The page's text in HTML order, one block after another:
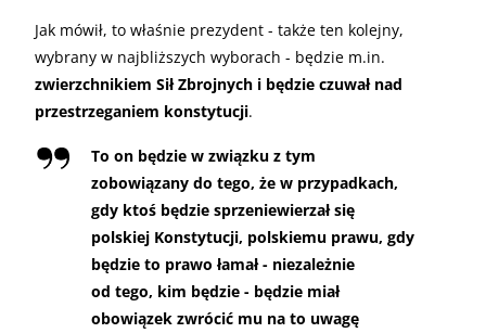
Jak mówił, to właśnie prezydent - także ten kolejny,
wybrany w najbliższych wyborach - będzie m.in.
zwierzchnikiem Sił Zbrojnych i będzie czuwał nad
przestrzeganiem konstytucji.
To on będzie w związku z tym
zobowiązany do tego, że w przypadkach,
gdy ktoś będzie sprzeniewierzał się
polskiej Konstytucji, polskiemu prawu, gdy
będzie to prawo łamał - niezależnie
od tego, kim będzie - będzie miał
obowiązek zwrócić mu na to uwagę